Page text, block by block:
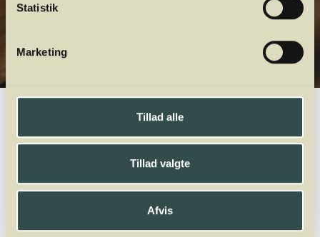
Statistik
Marketing
Tillad alle
Tillad valgte
Afvis
A B C D E F G H I J K L M N O P Q R S T U V W
Acolon Agiortiko Aglianico Aïdani Airén
Alfrocheiro
Altesse Alvarinho
Avesso